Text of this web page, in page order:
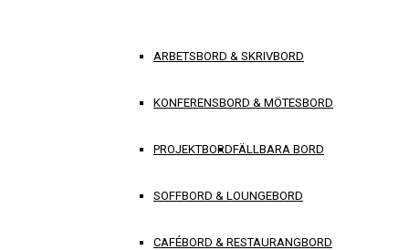
ARBETSBORD & SKRIVBORD
KONFERENSBORD & MÖTESBORD
PROJEKTBORDFÄLLBARA BORD
SOFFBORD & LOUNGEBORD
CAFÉBORD & RESTAURANGBORD